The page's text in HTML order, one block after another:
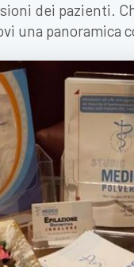
dei pazienti.
una panoramica